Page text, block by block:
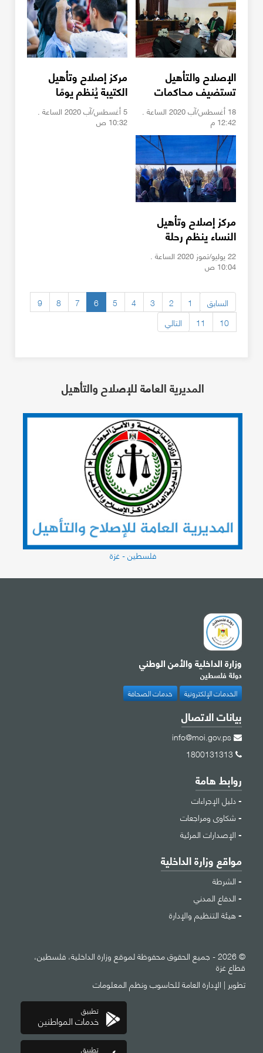
الإصلاح والتأهيل
تستضيف محاكمات
سريعة لـ "40" موقوفاً 18 أغسطس/آب 2020 الساعة .
12:42 م
مركز إصلاح وتأهيل
الكتيبة يُنظم يومًا
ترفيهيًا للنزلاء وذويهم
5 أغسطس/آب 2020 الساعة .
10:32 ص
مركز إصلاح وتأهيل
النساء ينظم رحلة
ترفيهية للنزيلات22 يوليو/تموز 2020 الساعة .
10:04 ص
السابق 1
2
3
4
5
6
7
8
9
10
11 التالي
المديرية العامة للإصلاح والتأهيل
فلسطين - غزة
وزارة الداخلية والأمن الوطني
دولة فلسطين
الخدمات الإلكترونية خدمات الصحافة
بيانات الاتصال
info@moi.gov.ps
روابط هامة
دليل الإجراءات
شكاوى ومراجعات
الإصدارات المرئية
مواقع وزارة الداخلية
الشرطة
الدفاع المدني
هيئة التنظيم والإدارة
© 2026 - جميع الحقوق محفوظة لموقع وزارة الداخلية، فلسطين،
قطاع غزة
تطوير | الإدارة العامة للحاسوب ونظم المعلومات
تطبيق
خدمات المواطنين
تطبيق